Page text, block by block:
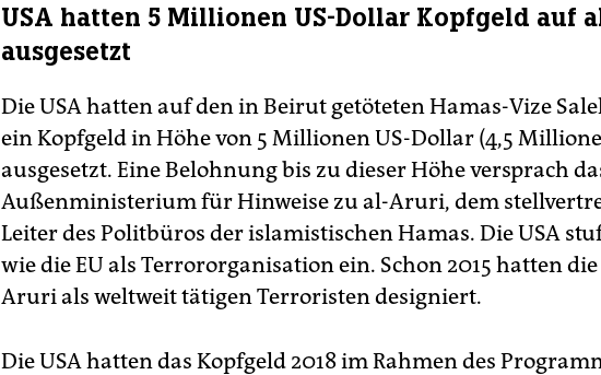
USA hatten 5 Millionen US-Dollar Kopfgeld auf
ausgesetzt
Die USA hatten auf den in Beirut getöteten Hamas-Vize
ein Kopfgeld in Höhe von 5 Millionen US-Dollar (4,5
ausgesetzt. Eine Belohnung bis zu dieser Höhe versprach
Außenministerium für Hinweise zu al-Aruri, dem
Leiter des Politbüros der islamistischen Hamas. Die USA
wie die EU als Terrororganisation ein. Schon 2015 hatten die
Aruri als weltweit tätigen Terroristen designiert.
Die USA hatten das Kopfgeld 2018 im Rahmen des